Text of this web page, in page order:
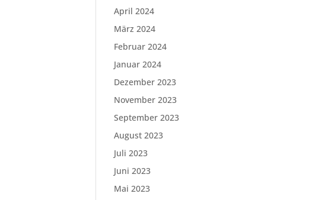
April 2024
März 2024
Februar 2024
Januar 2024
Dezember 2023
November 2023
September 2023
August 2023
Juli 2023
Juni 2023
Mai 2023